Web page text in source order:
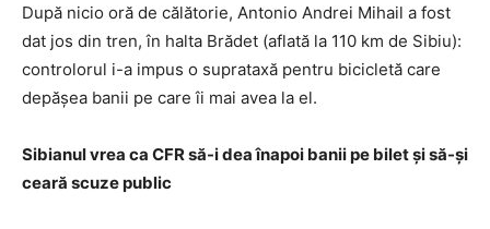
După nicio oră de călătorie, Antonio Andrei Mihail a fost
dat jos din tren, în halta Brădet (aflată la 110 km de Sibiu):
controlorul i-a impus o suprataxă pentru bicicletă care
depășea banii pe care îi mai avea la el.
Sibianul vrea ca CFR să-i dea înapoi banii pe bilet și să-și
ceară scuze public